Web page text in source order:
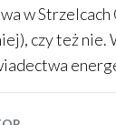
w
czy też nie.